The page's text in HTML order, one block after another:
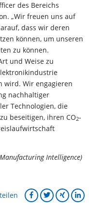
des Bereichs
„Wir freuen uns auf
dass wir deren
können, um unseren
zu können.
und Weise zu
wird. Wir engagieren
nachhaltiger
Technologien, die
beseitigen, ihren CO2-
Intelligence)